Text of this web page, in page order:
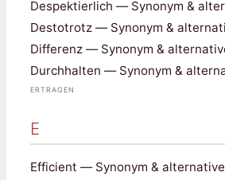
Despektierlich — Synonym &
Destotrotz — Synonym &
Differenz — Synonym &
Durchhalten — Synonym &
ertragen
E
Efficient — Synonym &